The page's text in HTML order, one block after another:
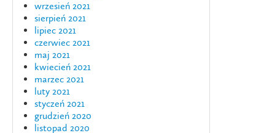
wrzesień 2021
sierpień 2021
lipiec 2021
czerwiec 2021
maj 2021
kwiecień 2021
marzec 2021
luty 2021
styczeń 2021
grudzień 2020
listopad 2020